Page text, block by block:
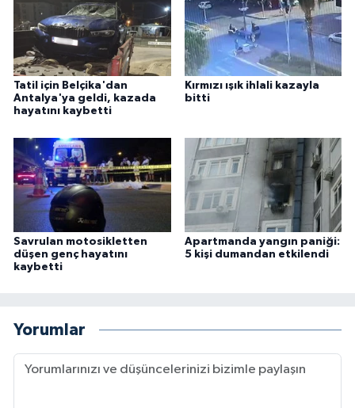
Tatil için Belçika'dan
Antalya'ya geldi, kazada
hayatını kaybetti
Kırmızı ışık ihlali kazayla
bitti
Savrulan motosikletten
düşen genç hayatını
kaybetti
Apartmanda yangın paniği:
5 kişi dumandan etkilendi
Yorumlar